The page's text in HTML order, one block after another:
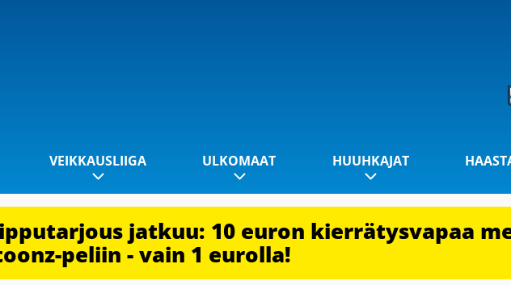
VEIKKAUSLIIGA ULKOMAAT HUUHKAJAT
jatkuu: 10 euron kierrätysvapaa
peliin - vain 1 eurolla!